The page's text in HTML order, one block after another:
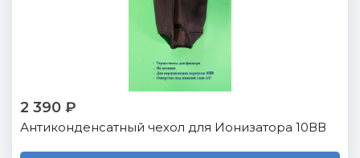
2 390 ₽
Антиконденсатный чехол для Ионизатора 10ВВ